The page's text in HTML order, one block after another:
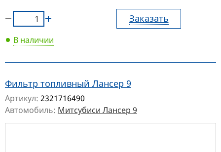
Заказать
В наличии
Фильтр топливный Лансер 9
Артикул: 2321716490
Автомобиль: Митсубиси Лансер 9